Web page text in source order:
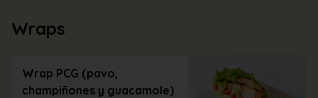
Wraps
Wrap PCG (pavo,
champiñones y guacamole)